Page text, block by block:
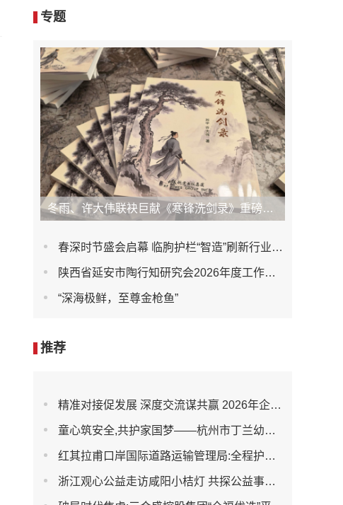
专题
冬雨、许大伟联袂巨献《寒锋洗剑录》重磅上市！未发先火引业界瞩目，丹心侠骨再掀武侠热潮
春深时节盛会启幕 临朐护栏“智造”刷新行业新高度
陕西省延安市陶行知研究会2026年度工作会议召开
“深海极鲜，至尊金枪鱼”
推荐
精准对接促发展 深度交流谋共赢 2026年企业投融资交流活动第二期圆满举行
童心筑安全,共护家国梦——杭州市丁兰幼儿园全民国家安全教育日宣传活动
红其拉甫口岸国际道路运输管理局:全程护航大件设备出境 筑牢跨境运输安全防线
浙江观心公益走访咸阳小桔灯 共探公益事业可持续发展新路径